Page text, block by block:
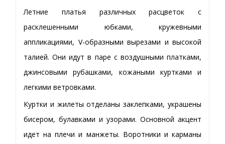
Летние платья различных расцветок с
расклешенными юбками, кружевными
аппликациями, V-образными вырезами и высокой
талией. Они идут в паре с воздушными платками,
джинсовыми рубашками, кожаными куртками и
легкими ветровками.
Куртки и жилеты отделаны заклепками, украшены
бисером, булавками и узорами. Основной акцент
идет на плечи и манжеты. Воротники и карманы